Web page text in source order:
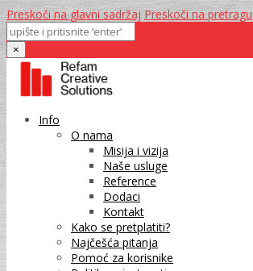
Preskoči na glavni sadržaj Preskoči na pretragu
×
Info
O nama
Misija i vizija
Naše usluge
Reference
Dodaci
Kontakt
Kako se pretplatiti?
Najčešća pitanja
Pomoć za korisnike